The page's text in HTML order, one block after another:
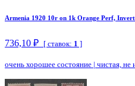
Armenia 1920 10r on 1k Orange Perf,
736,10 ₽ [ ставок: 1 ]
очень хорошее состояние | чистая, не